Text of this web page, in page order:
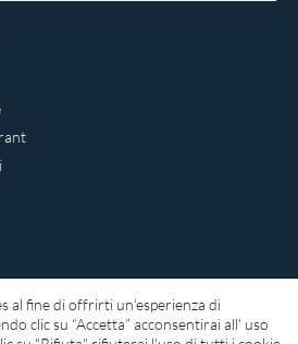
ed ambientali
al fine di offrirti un'esperienza di
clic su “Accetta” acconsentirai all' uso